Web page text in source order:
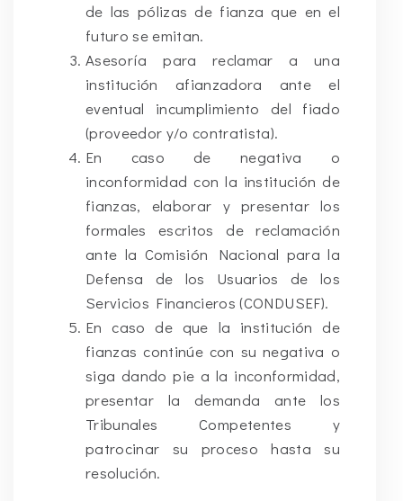
de las pólizas de fianza que en el
futuro se emitan.
Asesoría para reclamar a una
institución afianzadora ante el
eventual incumplimiento del fiado
(proveedor y/o contratista).
En caso de negativa o
inconformidad con la institución de
fianzas, elaborar y presentar los
formales escritos de reclamación
ante la Comisión Nacional para la
Defensa de los Usuarios de los
Servicios Financieros (CONDUSEF).
En caso de que la institución de
fianzas continúe con su negativa o
siga dando pie a la inconformidad,
presentar la demanda ante los
Tribunales Competentes y
patrocinar su proceso hasta su
resolución.